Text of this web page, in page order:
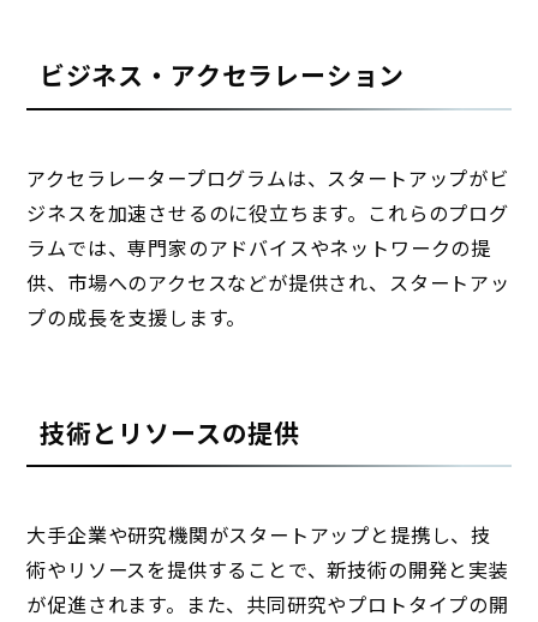
ビジネス・アクセラレーション
アクセラレータープログラムは、スタートアップがビ
ジネスを加速させるのに役立ちます。これらのプログ
ラムでは、専門家のアドバイスやネットワークの提
供、市場へのアクセスなどが提供され、スタートアッ
プの成長を支援します。
技術とリソースの提供
大手企業や研究機関がスタートアップと提携し、技
術やリソースを提供することで、新技術の開発と実装
が促進されます。また、共同研究やプロトタイプの開